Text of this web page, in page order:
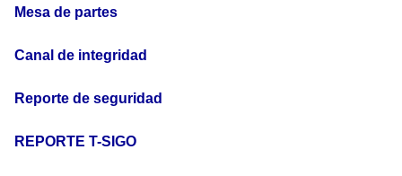
Mesa de partes
Canal de integridad
Reporte de seguridad
REPORTE T-SIGO